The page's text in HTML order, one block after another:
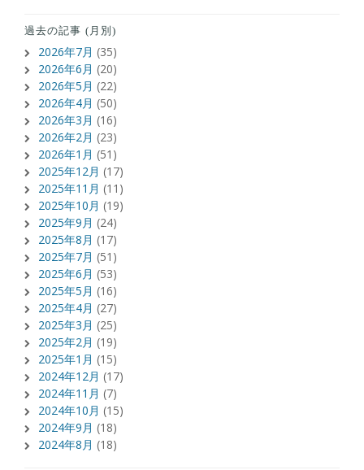
過去の記事 (月別)
2026年7月 (35)
2026年6月 (20)
2026年5月 (22)
2026年4月 (50)
2026年3月 (16)
2026年2月 (23)
2026年1月 (51)
2025年12月 (17)
2025年11月 (11)
2025年10月 (19)
2025年9月 (24)
2025年8月 (17)
2025年7月 (51)
2025年6月 (53)
2025年5月 (16)
2025年4月 (27)
2025年3月 (25)
2025年2月 (19)
2025年1月 (15)
2024年12月 (17)
2024年11月 (7)
2024年10月 (15)
2024年9月 (18)
2024年8月 (18)